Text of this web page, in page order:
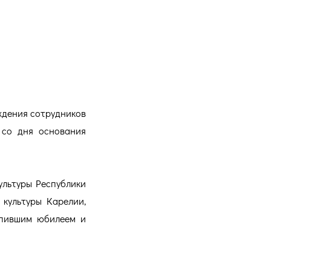
сотрудников
дня основания
Республики
Карелии,
юбилеем и